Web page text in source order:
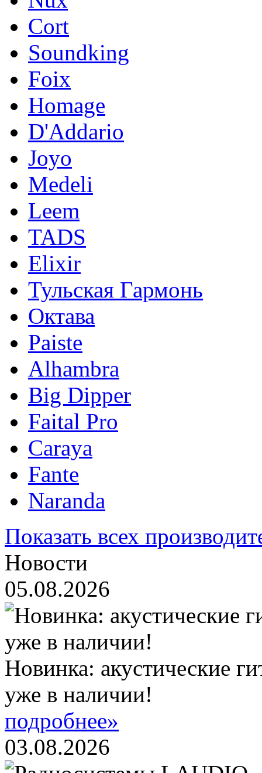
Cort
Soundking
Foix
Homage
D'Addario
Joyo
Medeli
Leem
TADS
Elixir
Тульская Гармонь
Октава
Paiste
Alhambra
Big Dipper
Faital Pro
Caraya
Fante
Naranda
Показать всех
Новости
05.08.2026
Новинка: акустические
уже в наличии!
подробнее»
03.08.2026